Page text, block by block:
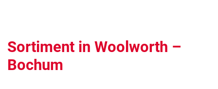
Sortiment in Woolworth –
Bochum